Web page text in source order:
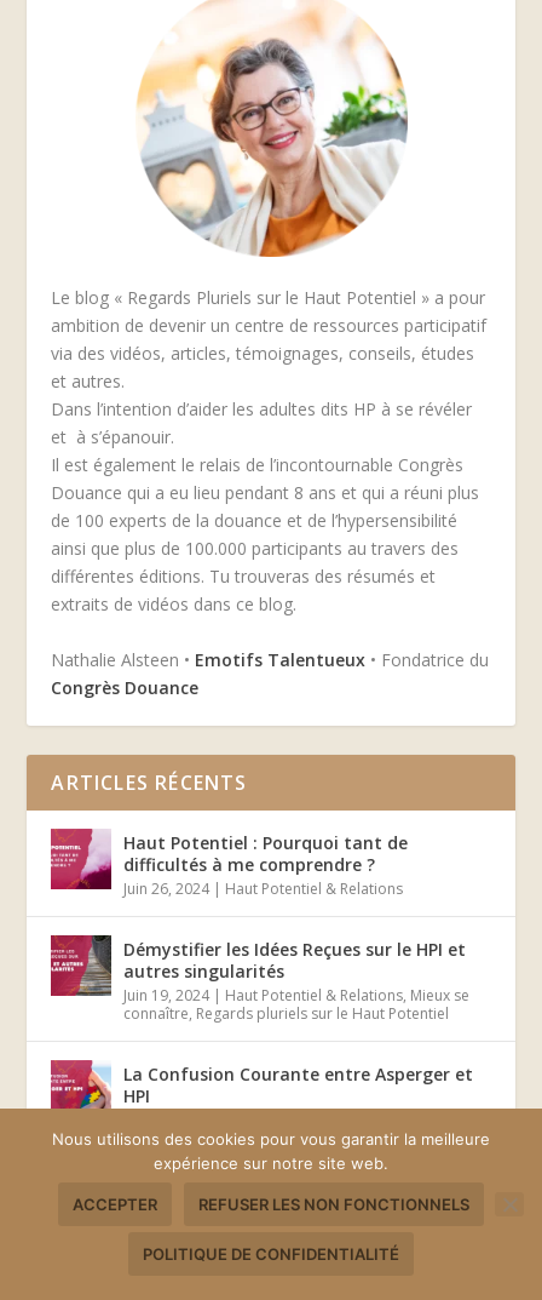
Le blog « Regards Pluriels sur le Haut Potentiel » a pour
ambition de devenir un centre de ressources participatif
via des vidéos, articles, témoignages, conseils, études
et autres.
Dans l’intention d’aider les adultes dits HP à se révéler
et à s’épanouir.
Il est également le relais de l’incontournable Congrès
Douance qui a eu lieu pendant 8 ans et qui a réuni plus
de 100 experts de la douance et de l’hypersensibilité
ainsi que plus de 100.000 participants au travers des
différentes éditions. Tu trouveras des résumés et
extraits de vidéos dans ce blog.
Nathalie Alsteen • Emotifs Talentueux • Fondatrice du
Congrès Douance
ARTICLES RÉCENTS
Haut Potentiel : Pourquoi tant de
difficultés à me comprendre ?
Juin 26, 2024| Haut Potentiel & Relations
Démystifier les Idées Reçues sur le HPI et
autres singularités
Juin 19, 2024| Haut Potentiel & Relations, Mieux se
connaître, Regards pluriels sur le Haut Potentiel
La Confusion Courante entre Asperger et
HPI
Cultiver l’Intelligence Relationnelle : Les 8
Besoins Essentiels
connaître,Intelligence émotionnelle,Regards pluriels
sur le Haut Potentiel
Nous utilisons des cookies pour vous garantir la meilleure
expérience sur notre site web.
ACCEPTER REFUSER LES NON FONCTIONNELS
POLITIQUE DE CONFIDENTIALITÉ